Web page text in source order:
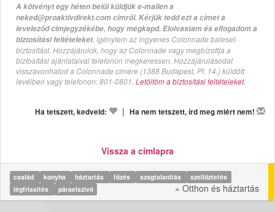
A kötvényt egy héten belül küldjük e-mailen a
neked@proaktivdirekt.com címről. Kérjük tedd ezt a címet a
leveleződ címjegyzékébe, hogy megkapd. Elolvastam és elfogadom a
biztosítási feltételeket, igénylem az ingyenes Colonnade baleset-
biztosítást. Hozzájárulok, hogy az Colonnade vagy megbízottja a
biztosítási ajánlataival telefonon megkeressen. Hozzájárulásodat
visszavonhatod a Colonnade címére (1388 Budapest, Pf. 14.) küldött
levélben vagy telefonon: 801-0801. Letöltöm a biztosítási feltételeket.
Ha tetszett, kedveld: | Ha nem tetszett, írd meg miért nem!
Vissza a címlapra
család konyha háztartás főzés szagtalanítás
szellőztetés
légfrissítés
páraelszívó » Otthon és háztartás